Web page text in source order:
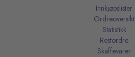
Innkjøpslister
Ordreoversikt
Statistikk
Restordre
Skaffevarer